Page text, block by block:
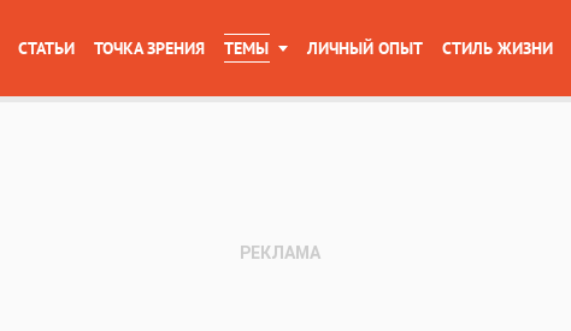
СТАТЬИ ТОЧКА ЗРЕНИЯ ТЕМЫ ЛИЧНЫЙ ОПЫТ СТИЛЬ ЖИЗНИ